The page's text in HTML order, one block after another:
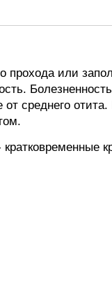
или
среднего